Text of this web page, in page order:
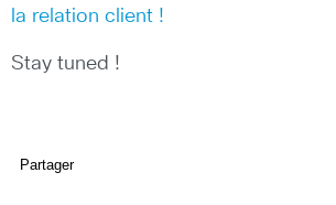
la relation client !
Stay tuned !
Partager